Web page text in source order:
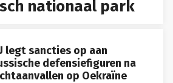
nationaal park
legt sancties op aan
defensiefiguren na
op Oekraïne